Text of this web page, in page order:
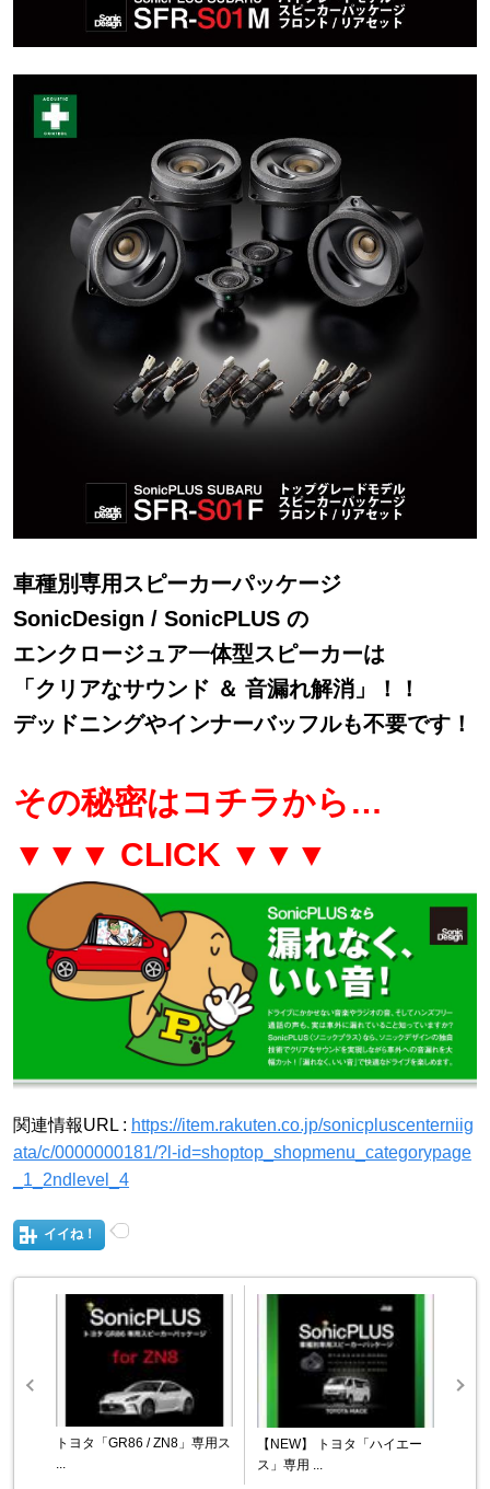
車種別専用スピーカーパッケージ
SonicDesign / SonicPLUS の
エンクロージュア一体型スピーカーは
「クリアなサウンド ＆ 音漏れ解消」！！
デッドニングやインナーバッフルも不要です！
その秘密はコチラから…
▼▼▼ CLICK ▼▼▼
関連情報URL : https://item.rakuten.co.jp/sonicpluscenterniig
ata/c/0000000181/?l-id=shoptop_shopmenu_categorypage
_1_2ndlevel_4
イイね！
トヨタ「GR86 / ZN8」専用ス
...
【NEW】 トヨタ「ハイエー
ス」専用 ...